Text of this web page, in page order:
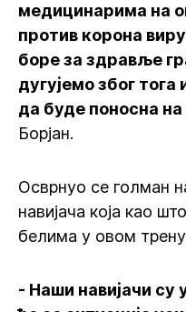
медицинарима на
против корона
боре за здравље
дугујемо због
да буде поносна
Борјан.
Осврнуо се голман
навијача која као
белима у овом
- Наши навијачи су